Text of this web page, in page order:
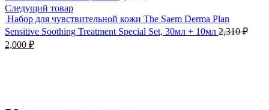
Следущий товар
Набор для чувствительной кожи The Saem Derma Plan
Sensitive Soothing Treatment Special Set, 30мл + 10мл 2,310₽
2,000 ₽